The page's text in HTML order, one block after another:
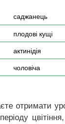
саджанець
плодові кущі
актинідія
чоловіча
отримати